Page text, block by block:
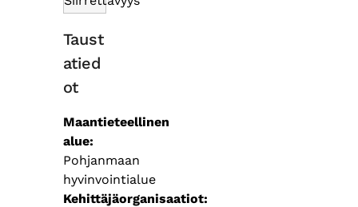
Taust
atied
ot
Maantieteellinen
alue
Pohjanmaan
hyvinvointialue
Kehittäjäorganisaatiot